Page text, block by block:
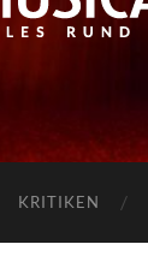
KRITIKEN